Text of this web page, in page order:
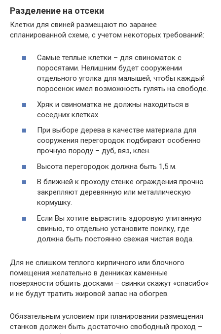
Разделение на отсеки
Клетки для свиней размещают по заранее
спланированной схеме, с учетом некоторых требований:
Самые теплые клетки – для свиноматок с
поросятами. Нелишним будет сооружении
отдельного уголка для малышей, чтобы каждый
поросенок имел возможность гулять на свободе.
Хряк и свиноматка не должны находиться в
соседних клетках.
При выборе дерева в качестве материала для
сооружения перегородок подбирают особенно
прочную породу – дуб, вяз, клен.
Высота перегородок должна быть 1,5 м.
В ближней к проходу стенке ограждения прочно
закрепляют деревянную или металлическую
кормушку.
Если Вы хотите вырастить здоровую упитанную
свинью, то отдельно установите поилку, где
должна быть постоянно свежая чистая вода.
Для не слишком теплого кирпичного или блочного
помещения желательно в денниках каменные
поверхности обшить досками – свинки скажут «спасибо»
и не будут тратить жировой запас на обогрев.
Обязательным условием при планировании размещения
станков должен быть достаточно свободный проход –